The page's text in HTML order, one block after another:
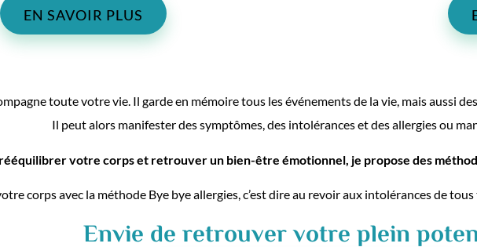
EN SAVOIR PLUS
toute votre vie. Il garde en mémoire tous les événements de la vie, mais aussi
Il peut alors manifester des symptômes, des intolérances et des allergies ou
votre corps et retrouver un bien-être émotionnel, je propose des
corps avec la méthode Bye bye allergies, c’est dire au revoir aux intolérances de
Envie de retrouver votre plein